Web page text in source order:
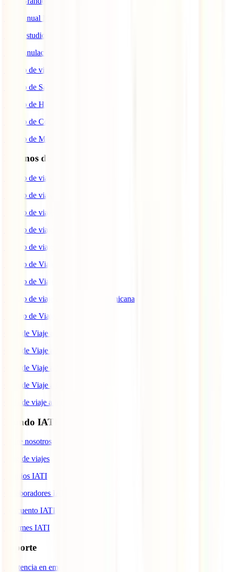
IATI Anual Multiviaje
IATI Estudios
IATI Anulación Premium
Seguro de viaje COVID
Seguro de Salud
Seguro de Hogar
Seguro de Coche
Seguro de Moto
Destinos de interés
Seguro de viaje a EEUU
Seguro de viaje a Indonesia
Seguro de viaje a Marruecos
Seguro de viaje a Reino Unido
Seguro de viaje a México
Seguro de Viaje a Tailandia
Seguro de Viaje a China
Seguro de viaje a República Dominicana
Seguro de Viaje a Colombia
Guía de Viaje a Estados Unidos
Guía de Viaje a México
Guía de Viaje a Marruecos
Guía de Viaje a Cuba
Guía de viaje a Indonesia
Mundo IATI
Sobre nosotros
Blog de viajes
Premios IATI
Colaboradores IATI
Descuento IATI
Informes IATI
Soporte
Asistencia en emergencias